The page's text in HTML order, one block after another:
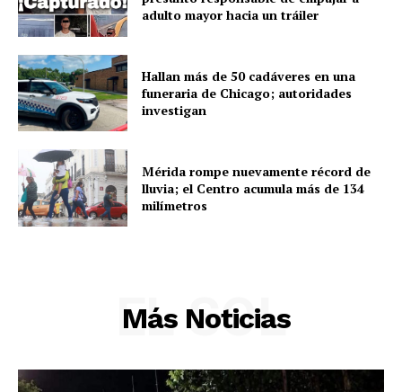
Sociedad y Negocios
Policíacas
Deportes
Política
adulto mayor hacia un tráiler
Hallan más de 50 cadáveres en una
funeraria de Chicago; autoridades
investigan
Mérida rompe nuevamente récord de
lluvia; el Centro acumula más de 134
milímetros
Más Noticias
EL SOL